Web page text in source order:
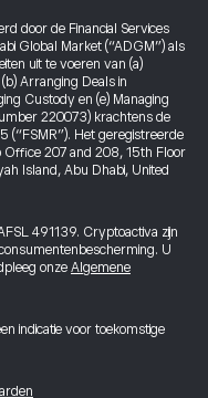
door de Financial Services
Global Market (“ADGM”) als
uit te voeren van (a)
Arranging Deals in
Custody en (e) Managing
220073) krachtens de
(“FSMR”). Het geregistreerde
Office 207 and 208, 15th Floor
Island, Abu Dhabi, United
491139. Cryptoactiva zijn
U
onze Algemene
indicatie voor toekomstige